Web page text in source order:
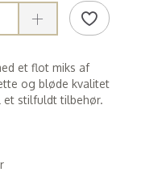
et flot miks af
og bløde kvalitet
stilfuldt tilbehør.